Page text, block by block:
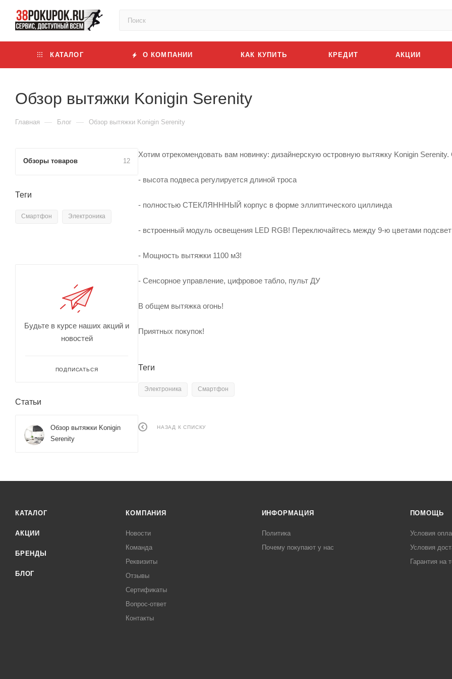
КАТАЛОГ О КОМПАНИИ КАК КУПИТЬ КРЕДИТ АКЦИИ
Обзор вытяжки Konigin Serenity
Главная — Блог — Обзор вытяжки Konigin Serenity
Хотим отрекомендовать вам новинку: дизайнерскую островную вытяжку Konigin
- высота подвеса регулируется длиной троса
- полностью СТЕКЛЯНННЫЙ корпус в форме эллиптического циллинда
- встроенный модуль освещения LED RGB! Переключайтесь между 9-ю цветами
- Мощность вытяжки 1100 м3!
- Сенсорное управление, цифровое табло, пульт ДУ
В общем вытяжка огонь!
Приятных покупок!
Теги
Электроника Смартфон
НАЗАД К СПИСКУ
Обзоры товаров 12
Теги
Смартфон Электроника
Будьте в курсе наших акций и
новостей
ПОДПИСАТЬСЯ
Статьи
Обзор вытяжки Konigin
Serenity
КАТАЛОГ
АКЦИИ
БРЕНДЫ
БЛОГ
КОМПАНИЯ
Новости
Команда
Реквизиты
Отзывы
Сертификаты
Вопрос-ответ
Контакты
ИНФОРМАЦИЯ
Политика
Почему покупают у нас
ПОМОЩЬ
Условия
Условия
Гарантия на